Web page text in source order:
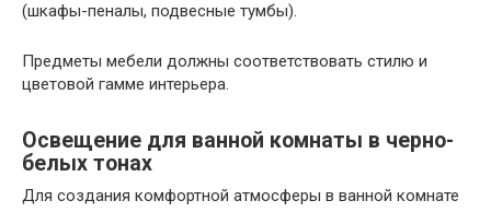
(шкафы-пеналы, подвесные тумбы).
Предметы мебели должны соответствовать стилю и
цветовой гамме интерьера.
Освещение для ванной комнаты в черно-
белых тонах
Для создания комфортной атмосферы в ванной комнате